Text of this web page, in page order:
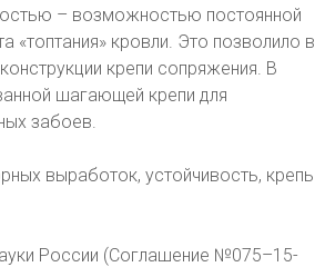
– возможностью постоянной
кровли. Это позволило в
крепи сопряжения. В
шагающей крепи для
забоев.
выработок, устойчивость, крепь
России (Соглашение №075–15-